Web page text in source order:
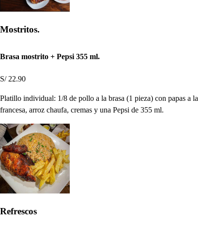
Mostritos.
Brasa mostrito + Pepsi 355 ml.
S/ 22.90
Platillo individual: 1/8 de pollo a la brasa (1 pieza) con papas a la
francesa, arroz chaufa, cremas y una Pepsi de 355 ml.
Refrescos